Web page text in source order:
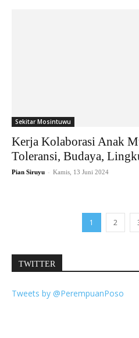
Sekitar Mosintuwu
Kerja Kolaborasi Anak
Toleransi, Budaya,
Pian Siruyu - Kamis, 13 Juni 2024
1 2
TWITTER
Tweets by @PerempuanPoso